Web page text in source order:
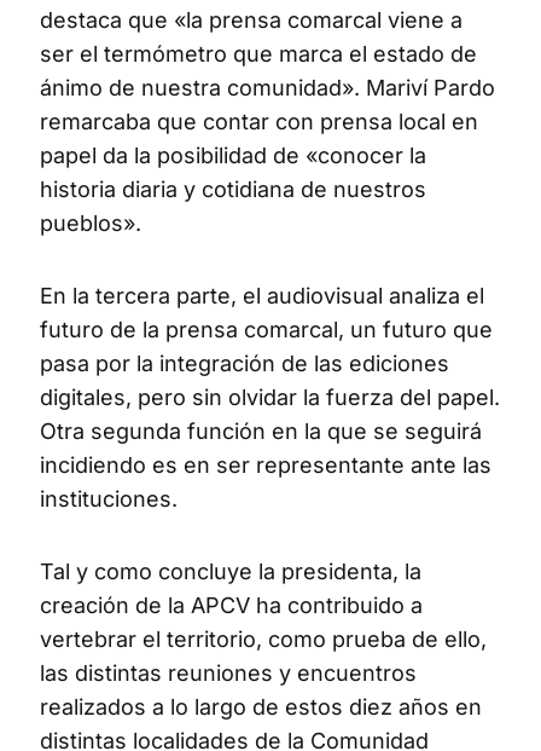
destaca que «la prensa comarcal viene a
ser el termómetro que marca el estado de
ánimo de nuestra comunidad». Mariví Pardo
remarcaba que contar con prensa local en
papel da la posibilidad de «conocer la
historia diaria y cotidiana de nuestros
pueblos».
En la tercera parte, el audiovisual analiza el
futuro de la prensa comarcal, un futuro que
pasa por la integración de las ediciones
digitales, pero sin olvidar la fuerza del papel.
Otra segunda función en la que se seguirá
incidiendo es en ser representante ante las
instituciones.
Tal y como concluye la presidenta, la
creación de la APCV ha contribuido a
vertebrar el territorio, como prueba de ello,
las distintas reuniones y encuentros
realizados a lo largo de estos diez años en
distintas localidades de la Comunidad